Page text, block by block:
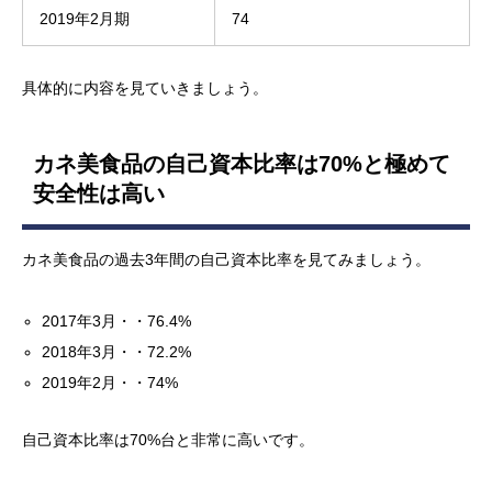
2019年2月期 74
具体的に内容を見ていきましょう。
カネ美食品の自己資本比率は70%と極めて
安全性は高い
カネ美食品の過去3年間の自己資本比率を見てみましょう。
2017年3月・・76.4%
2018年3月・・72.2%
2019年2月・・74%
自己資本比率は70%台と非常に高いです。